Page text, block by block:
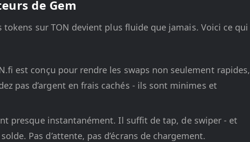
de Gem
tokens sur TON devient plus fluide que jamais. Voici ce qui
est conçu pour rendre les swaps non seulement rapides,
pas d’argent en frais cachés - ils sont minimes et
presque instantanément. Il suffit de tap, de swiper - et
Pas d’attente, pas d’écrans de chargement.